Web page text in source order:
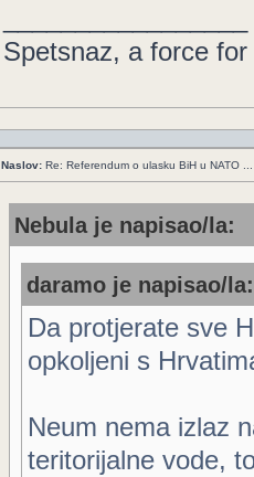
Spetsnaz, a force for
Naslov: Re: Referendum o ulasku BiH u NATO ...
Nebula je napisao/la:
daramo je napisao/la:
Da protjerate sve
opkoljeni s
Neum nema izlaz
teritorijalne vode,